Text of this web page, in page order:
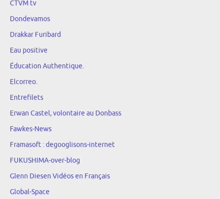
CTVM tv
Dondevamos
Drakkar Furibard
Eau positive
Éducation Authentique.
Elcorreo.
Entrefilets
Erwan Castel, volontaire au Donbass
Fawkes-News
Framasoft : degooglisons-internet
FUKUSHIMA-over-blog
Glenn Diesen Vidéos en Français
Global-Space